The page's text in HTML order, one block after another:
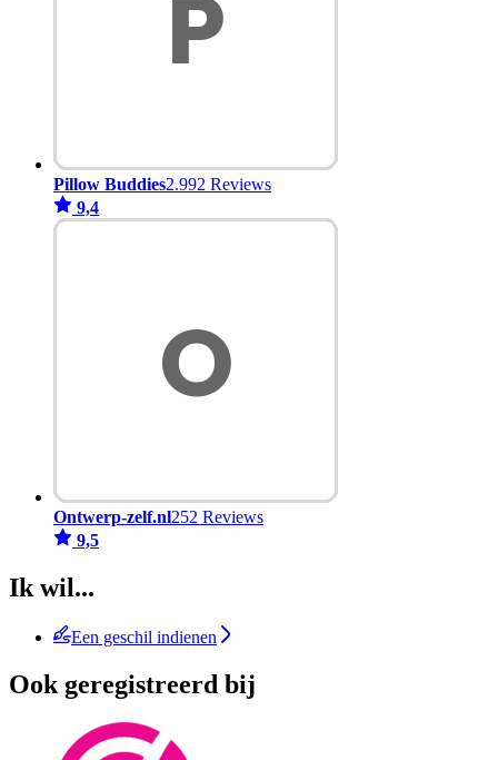
Pillow Buddies2.992 Reviews
9,4
Ontwerp-zelf.nl252 Reviews
9,5
Ik wil...
Een geschil indienen
Ook geregistreerd bij